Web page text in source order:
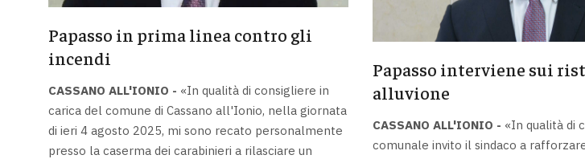
Papasso in prima linea contro gli
incendi
CASSANO ALL'IONIO - «In qualità di consigliere in
carica del comune di Cassano all'Ionio, nella giornata
di ieri 4 agosto 2025, mi sono recato personalmente
presso la caserma dei carabinieri a rilasciare un
Papasso interviene sui
alluvione
CASSANO ALL'IONIO - «In qualità di
comunale invito il sindaco a